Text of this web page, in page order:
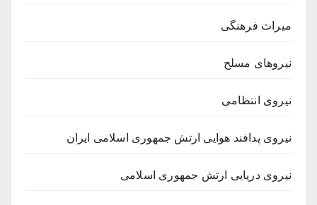
میراث فرهنگی
نیروهای مسلح
نیروی انتظامی
نیروی پدافند هوایی ارتش جمهوری اسلامی ایران
نیروی دریایی ارتش جمهوری اسلامی